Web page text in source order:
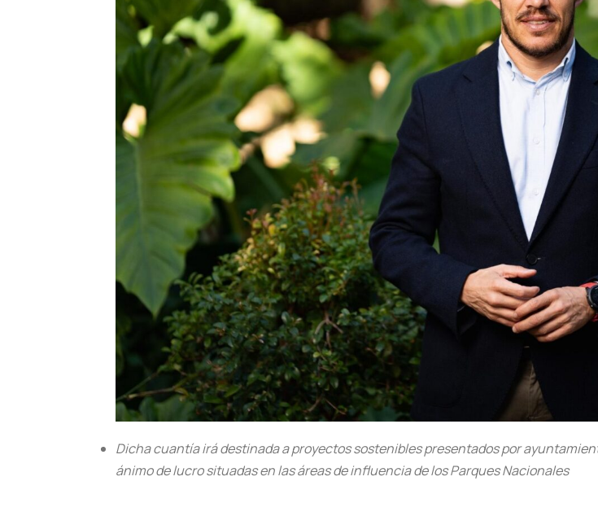
Dicha cuantía irá destinada a proyectos sostenibles presentados por
ánimo de lucro situadas en las áreas de influencia de los Parques Nacionales